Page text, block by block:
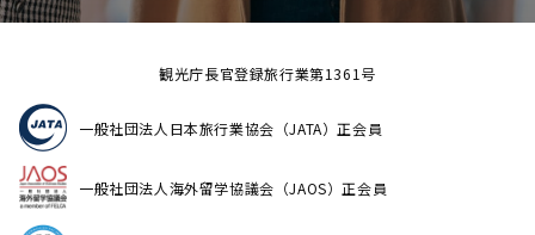
観光庁長官登録旅行業第1361号
一般社団法人日本旅行業協会（JATA）正会員
一般社団法人海外留学協議会（JAOS）正会員